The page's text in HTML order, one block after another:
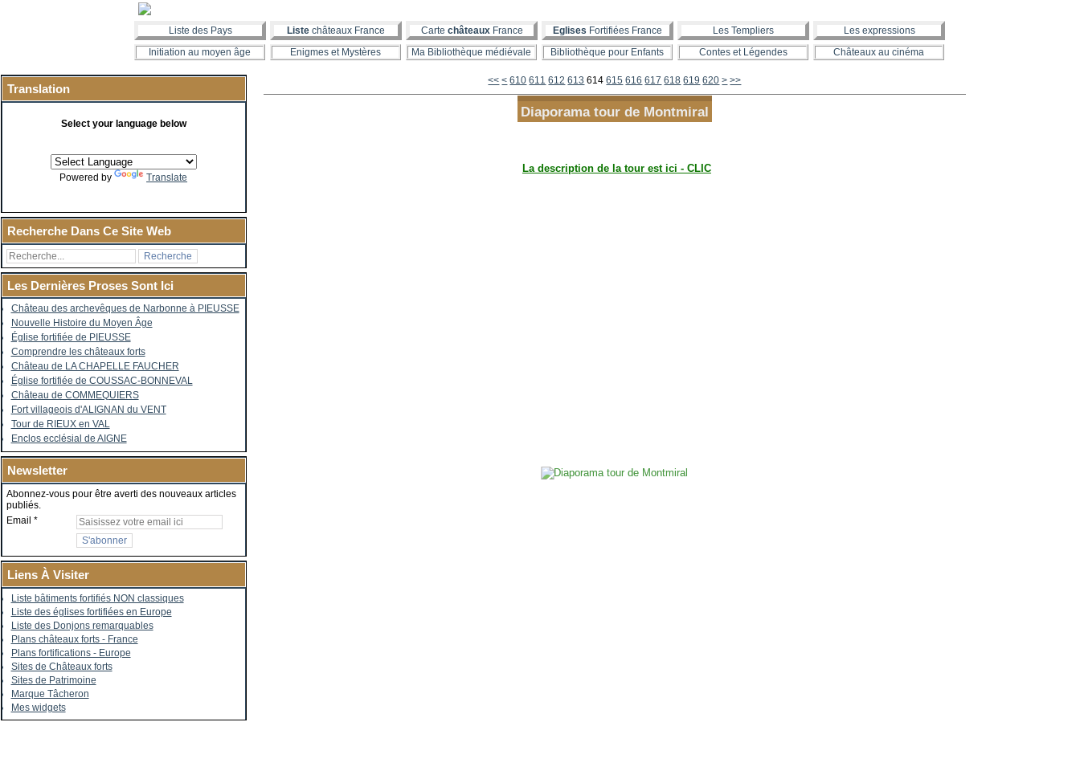
Liste des Pays Liste châteaux France Carte châteauxFrance Eglises Fortifiées France Les Templiers
Les expressions
Initiation au moyen âge
Enigmes et Mystères Ma Bibliothèque médiévale Bibliothèque pour Enfants Contes et Légendes Châteaux au cinéma
Translation
Select your language below
Powered by Translate
Recherche Dans Ce Site Web
Les Dernières Proses Sont Ici
Château des archevêques de Narbonne à PIEUSSE
Nouvelle Histoire du Moyen Âge
Église fortifiée de PIEUSSE
Comprendre les châteaux forts
Château de LA CHAPELLE FAUCHER
Église fortifiée de COUSSAC-BONNEVAL
Château de COMMEQUIERS
Fort villageois d'ALIGNAN du VENT
Tour de RIEUX en VAL
Enclos ecclésial de AIGNE
Newsletter
Abonnez-vous pour être averti des nouveaux articles
publiés.
Email
Liens À Visiter
Liste bâtiments fortifiés NON classiques
Liste des églises fortifiées en Europe
Liste des Donjons remarquables
Plans châteaux forts - France
Plans fortifications - Europe
Sites de Châteaux forts
Sites de Patrimoine
Marque Tâcheron
Mes widgets
<< < 600
610 611 612 613 614 615 616 617 618 619 620 630
640
650
660
670
680
690
700
800
900
1000
> >>
Diaporama tour de Montmiral
La description de la tour est ici - CLIC